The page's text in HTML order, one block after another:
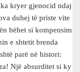
kryer gjenocid ndaj
duhej të priste vite
bëhet si kompensim
e shtetit brenda
parë në histori:
Një absurditet si ky